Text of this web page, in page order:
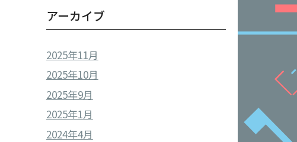
アーカイブ
2025年11月
2025年10月
2025年9月
2025年1月
2024年4月